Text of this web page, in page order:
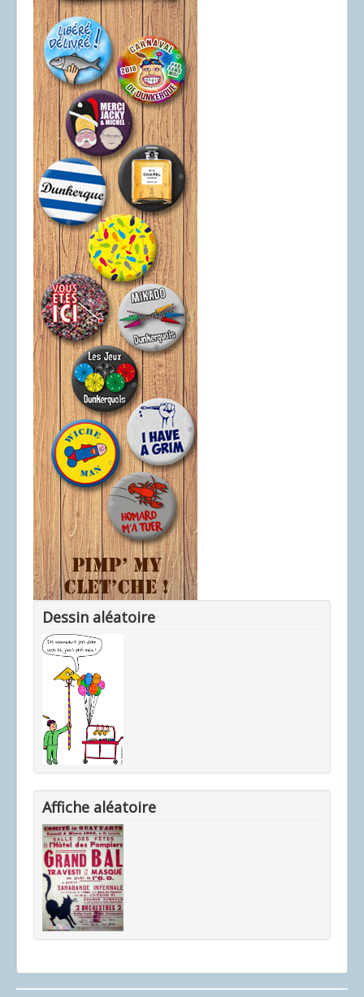
Dessin aléatoire
Affiche aléatoire